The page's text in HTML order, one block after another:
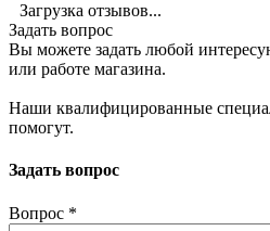
Загрузка отзывов...
Задать вопрос
Вы можете задать любой
или работе магазина.
Наши квалифицированные
помогут.
Задать вопрос
Вопрос *